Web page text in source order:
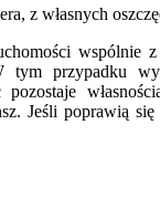
z własnych
wspólnie
tym przypadku
pozostaje
Jeśli poprawią